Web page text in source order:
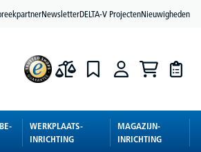
NewsletterDELTA-V ProjectenNieuwigheden
WERKPLAATS-
INRICHTING
MAGAZIJN-
INRICHTING